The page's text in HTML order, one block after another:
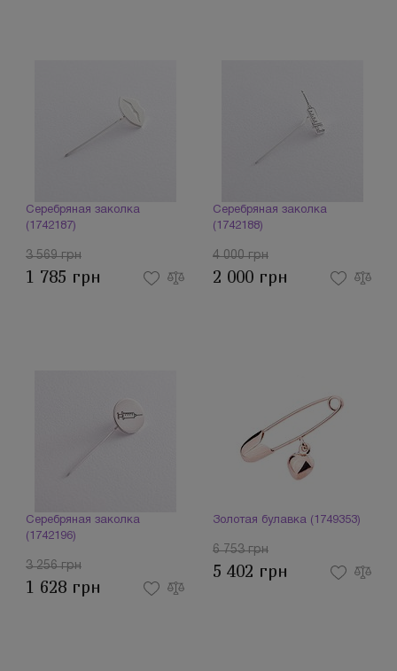
Серебряная заколка
(1742187)
3 569 грн
1 785 грн
Серебряная заколка
(1742188)
4 000 грн
2 000 грн
Серебряная заколка
(1742196)
3 256 грн
1 628 грн
Золотая булавка (1749353)
6 753 грн
5 402 грн